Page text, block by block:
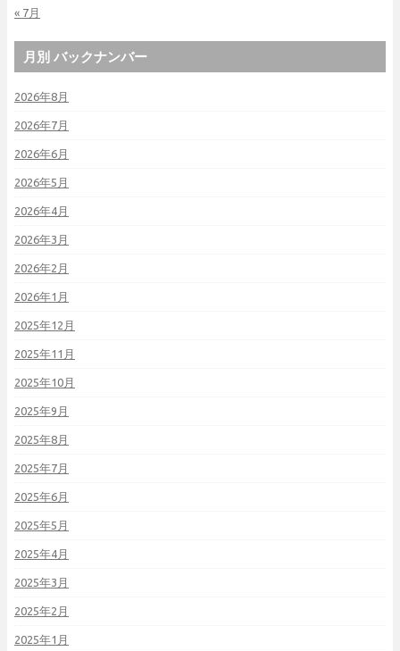
« 7月
月別 バックナンバー
2026年8月
2026年7月
2026年6月
2026年5月
2026年4月
2026年3月
2026年2月
2026年1月
2025年12月
2025年11月
2025年10月
2025年9月
2025年8月
2025年7月
2025年6月
2025年5月
2025年4月
2025年3月
2025年2月
2025年1月